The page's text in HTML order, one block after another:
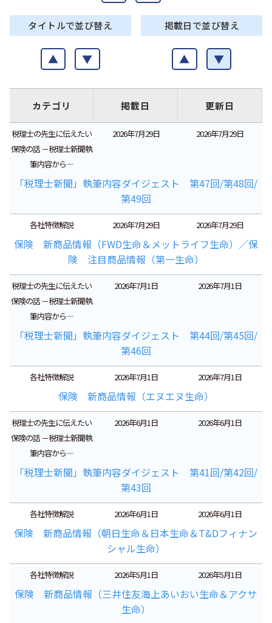
タイトルで並び替え
▲ ▼
掲載日で並び替え
▲ ▼
カテゴリ 掲載日 更新日
税理士の先生に伝えたい
保険の話 －税理士新聞執
筆内容から―
2026年7月29日 2026年7月29日
「税理士新聞」執筆内容ダイジェスト 第47回/第48回/
第49回
各社特徴解説 2026年7月29日 2026年7月29日
保険 新商品情報（FWD生命＆メットライフ生命）／保
険 注目商品情報（第一生命）
税理士の先生に伝えたい
保険の話 －税理士新聞執
筆内容から―
2026年7月1日 2026年7月1日
「税理士新聞」執筆内容ダイジェスト 第44回/第45回/
第46回
各社特徴解説 2026年7月1日 2026年7月1日
保険 新商品情報（エヌエヌ生命）
税理士の先生に伝えたい
保険の話 －税理士新聞執
筆内容から―
2026年6月1日 2026年6月1日
「税理士新聞」執筆内容ダイジェスト 第41回/第42回/
第43回
各社特徴解説 2026年6月1日 2026年6月1日
保険 新商品情報（朝日生命＆日本生命＆T&Dフィナン
シャル生命）
各社特徴解説 2026年5月1日 2026年5月1日
保険 新商品情報（三井住友海上あいおい生命＆アクサ
生命）